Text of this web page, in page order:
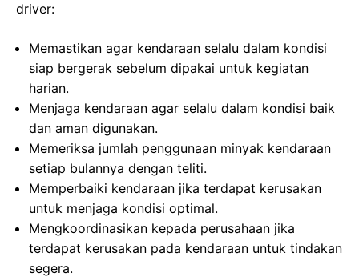
driver:
Memastikan agar kendaraan selalu dalam kondisi
siap bergerak sebelum dipakai untuk kegiatan
harian.
Menjaga kendaraan agar selalu dalam kondisi baik
dan aman digunakan.
Memeriksa jumlah penggunaan minyak kendaraan
setiap bulannya dengan teliti.
Memperbaiki kendaraan jika terdapat kerusakan
untuk menjaga kondisi optimal.
Mengkoordinasikan kepada perusahaan jika
terdapat kerusakan pada kendaraan untuk tindakan
segera.